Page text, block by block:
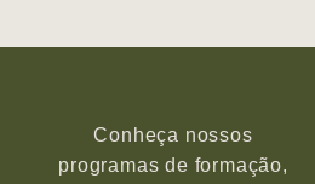
Conheça nossos
programas de formação,